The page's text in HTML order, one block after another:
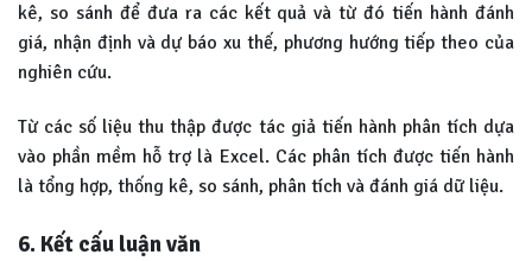
kê, so sánh để đưa ra các kết quả và từ đó tiến hành đánh
giá, nhận định và dự báo xu thế, phương hướng tiếp theo của
nghiên cứu.
Từ các số liệu thu thập được tác giả tiến hành phân tích dựa
vào phần mềm hỗ trợ là Excel. Các phân tích được tiến hành
là tổng hợp, thống kê, so sánh, phân tích và đánh giá dữ liệu.
6. Kết cấu luận văn